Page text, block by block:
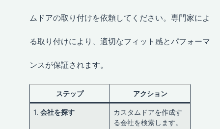
ムドアの取り付けを依頼してください。専門家によ
る取り付けにより、適切なフィット感とパフォーマ
ンスが保証されます。
ステップ アクション
1.会社を探す
カスタムドアを作成す
る会社を検索します。